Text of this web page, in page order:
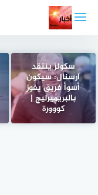
المحتوى
سكولز ينتقد
آرسنال: سيكون
أسوأ فريق يفوز
بالبريميرليج |
كووورة